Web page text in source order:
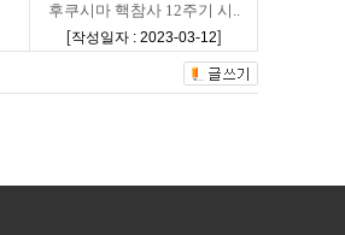
후쿠시마 핵참사 12주기 시..
[작성일자 : 2023-03-12]